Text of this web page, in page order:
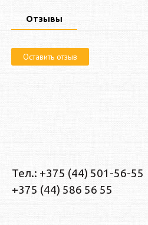
Отзывы
Оставить отзыв
Тел.: +375 (44) 501-56-55
+375 (44) 586 56 55